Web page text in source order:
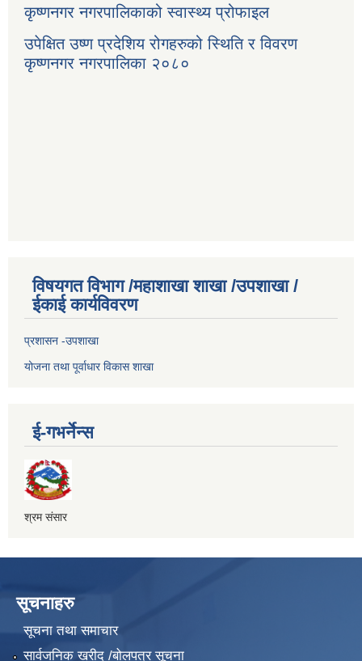
कृष्णनगर नगरपालिकाको स्वास्थ्य प्रोफाइल
उपेक्षित उष्ण प्रदेशिय रोगहरुको स्थिति र विवरण
कृष्णनगर नगरपालिका २०८०
विषयगत विभाग /महाशाखा शाखा /उपशाखा /
ईकाई कार्यविवरण
प्रशासन -उपशाखा
योजना तथा पूर्वाधार विकास शाखा
ई-गभर्नेन्स
श्रम संसार
सूचनाहरु
सूचना तथा समाचार
सार्वजनिक खरीद /बोलपत्र सूचना